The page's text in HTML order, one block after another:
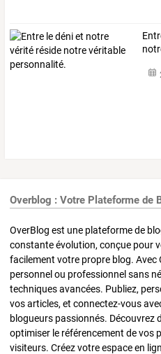
Overblog : Votre Plateforme de
OverBlog est une plateforme de
constante évolution, conçue pour
facilement votre propre blog. Avec
personnel ou professionnel sans
techniques avancées. Publiez,
vos articles, et connectez-vous
blogueurs passionnés. Découvrez
optimiser le référencement de vos
visiteurs. Créez votre espace en